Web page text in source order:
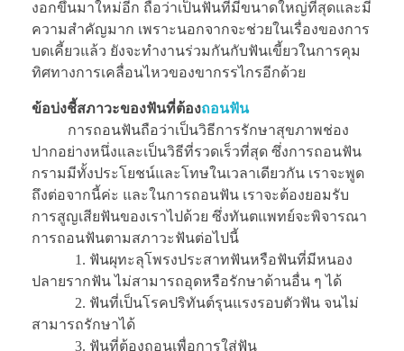
งอกขึ้นมาใหม่อีก ถือว่าเป็นฟันที่มีขนาดใหญ่ที่สุดและมี
ความสำคัญมาก เพราะนอกจากจะช่วยในเรื่องของการ
บดเคี้ยวแล้ว ยังจะทำงานร่วมกันกับฟันเขี้ยวในการคุม
ทิศทางการเคลื่อนไหวของขากรรไกรอีกด้วย
ข้อบ่งชี้สภาวะของฟันที่ต้องถอนฟัน
การถอนฟันถือว่าเป็นวิธีการรักษาสุขภาพช่อง
ปากอย่างหนึ่งและเป็นวิธีที่รวดเร็วที่สุด ซึ่งการถอนฟัน
กรามมีทั้งประโยชน์และโทษในเวลาเดียวกัน เราจะพูด
ถึงต่อจากนี้ค่ะ และในการถอนฟัน เราจะต้องยอมรับ
การสูญเสียฟันของเราไปด้วย ซึ่งทันตแพทย์จะพิจารณา
การถอนฟันตามสภาวะฟันต่อไปนี้
1. ฟันผุทะลุโพรงประสาทฟันหรือฟันที่มีหนอง
ปลายรากฟัน ไม่สามารถอุดหรือรักษาด้านอื่น ๆ ได้
2. ฟันที่เป็นโรคปริทันต์รุนแรงรอบตัวฟัน จนไม่
สามารถรักษาได้
3. ฟันที่ต้องถอนเพื่อการใส่ฟัน